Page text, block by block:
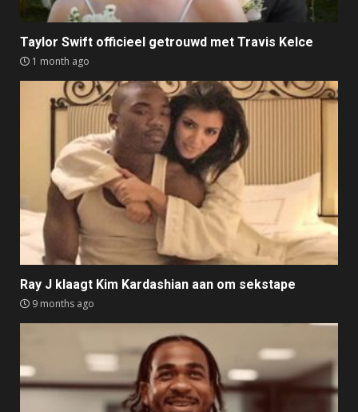
Taylor Swift officieel getrouwd met Travis Kelce
1 month ago
Ray J klaagt Kim Kardashian aan om sekstape
9 months ago